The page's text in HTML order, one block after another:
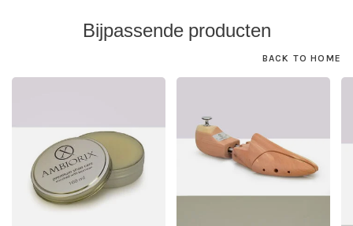
Bijpassende producten
BACK TO HOME